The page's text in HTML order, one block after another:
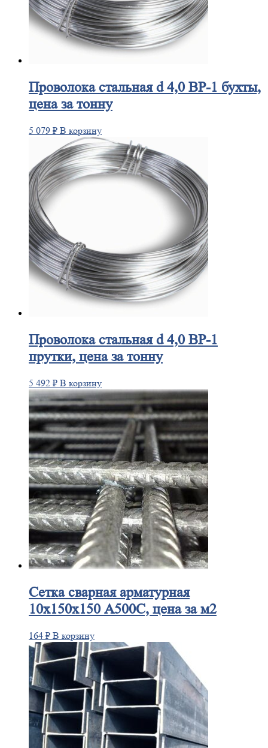
Проволокастальная d 4,0 ВР-1 бухты,
цена за тонну
5 079 ₽ В корзину
Проволокастальная d 4,0 ВР-1
прутки, цена за тонну
5 492 ₽ В корзину
Сеткасварная арматурная
10х150х150 А500С, цена за м2
164 ₽ В корзину